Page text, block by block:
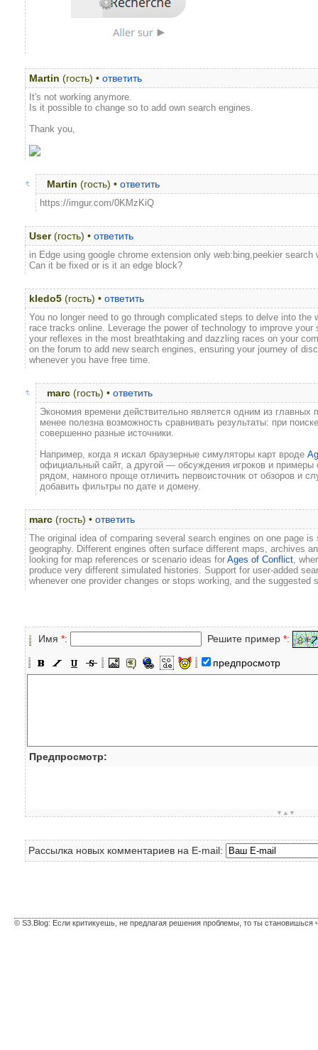
Martin (гость) • ответить
It's not working anymore.
Is it possible to change so to add own search engines.
Thank you,
Martin (гость) • ответить
https://imgur.com/0KMzKiQ
User(гость) • ответить
in Edge using google chrome extension only web:bing,peekier
Can it be fixed or is it an edge block?
kledo5 (гость) • ответить
You no longer need to go through complicated steps to delve into the
race tracks online. Leverage the power of technology to improve
your reflexes in the most breathtaking and dazzling races on your
on the forum to add new search engines, ensuring your journey of
whenever you have free time.
marc (гость) • ответить
Экономия времени действительно является одним из
менее полезна возможность сравнивать результаты: при
совершенно разные источники.
Например, когда я искал браузерные симуляторы карт вроде
официальный сайт, а другой — обсуждения игроков и примеры
рядом, намного проще отличить первоисточник от обзоров и
добавить фильтры по дате и домену.
marc (гость) • ответить
The original idea of comparing several search engines on one page
geography. Different engines often surface different maps, archives
looking for map references or scenario ideas for Ages of Conflict,
produce very different simulated histories. Support for user-added
whenever one provider changes or stops working, and the suggested
Имя *: Решите пример *:
предпросмотр
Предпросмотр:
▼▲▼
Рассылка новых комментариев на E-mail:
© S3.Blog: Если критикуешь, не предлагая решения проблемы, то ты становишься